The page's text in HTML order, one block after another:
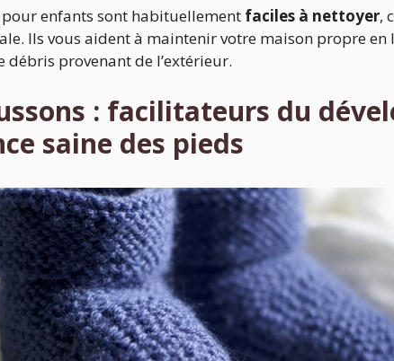
pour enfants sont habituellement faciles à nettoyer,
Ils vous aident à maintenir votre maison propre en
débris provenant de l’extérieur.
: facilitateurs du
saine des pieds